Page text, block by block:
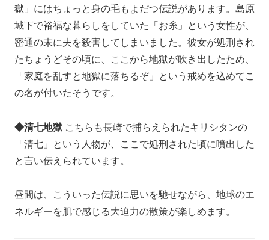
獄」にはちょっと身の毛もよだつ伝説があります。島原
城下で裕福な暮らしをしていた「お糸」という女性が、
密通の末に夫を殺害してしまいました。彼女が処刑され
たちょうどその頃に、ここから地獄が吹き出したため、
「家庭を乱すと地獄に落ちるぞ」という戒めを込めてこ
の名が付いたそうです。
◆清七地獄 こちらも長崎で捕らえられたキリシタンの
「清七」という人物が、ここで処刑された頃に噴出した
と言い伝えられています。
昼間は、こういった伝説に思いを馳せながら、地球のエ
ネルギーを肌で感じる大迫力の散策が楽しめます。